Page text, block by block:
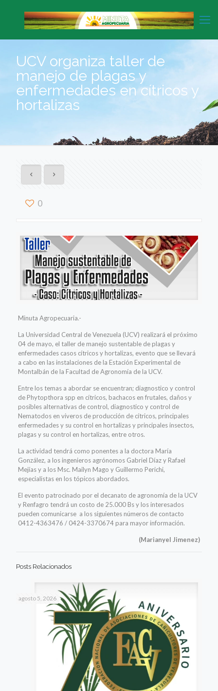
UCV organiza taller de
manejo de plagas y
enfermedades en cítricos y
hortalizas
0
Minuta Agropecuaria.-
La Universidad Central de Venezuela (UCV) realizará el próximo
04 de mayo, el taller de manejo sustentable de plagas y
enfermedades casos cítricos y hortalizas, evento que se llevará
a cabo en las instalaciones de la Estación Experimental de
Montalbán de la Facultad de Agronomía de la UCV.
Entre los temas a abordar se encuentran; diagnostico y control
de Phytopthora spp en cítricos, bachacos en frutales, daños y
posibles alternativas de control, diagnostico y control de
Nematodos en viveros de producción de cítricos, principales
enfermedades y su control en hortalizas y principales insectos,
plagas y su control en hortalizas, entre otros.
La actividad tendrá como ponentes a la doctora María
González, a los ingenieros agrónomos Gabriel Díaz y Rafael
Mejías y a los Msc. Mailyn Mago y Guillermo Perichi,
especialistas en los tópicos abordados.
El evento patrocinado por el decanato de agronomía de la UCV
y Renfagro tendrá un costo de 25.000 Bs y los interesados
pueden comunicarse a los siguientes números de contacto
0412-4363476 / 0424-3370674 para mayor información.
(Marianyel Jimenez)
Posts Relacionados
agosto 5, 2026